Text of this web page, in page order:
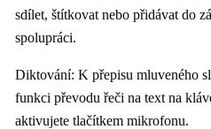
sdílet, štítkovat nebo přidávat do
spolupráci.
Diktování: K přepisu mluveného
funkci převodu řeči na text na
aktivujete tlačítkem mikrofonu.